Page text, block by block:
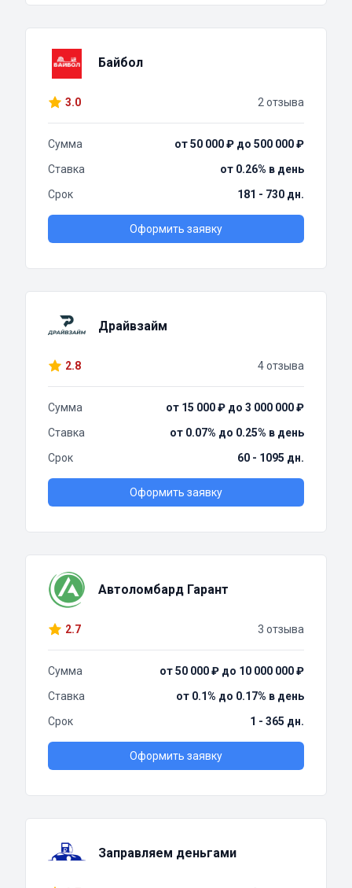
Байбол
3.0 2 отзыва
Сумма
от 50 000 ₽ до 500 000 ₽
Ставка
от 0.26% в день
Срок
181 - 730 дн.
Оформить заявку
Драйвзайм
2.8 4 отзыва
Сумма
от 15 000 ₽ до 3 000 000 ₽
Ставка
от 0.07% до 0.25% в день
Срок
60 - 1095 дн.
Оформить заявку
Автоломбард Гарант
2.7 3 отзыва
Сумма
от 50 000 ₽ до 10 000 000 ₽
Ставка
от 0.1% до 0.17% в день
Срок
1 - 365 дн.
Оформить заявку
Заправляем деньгами